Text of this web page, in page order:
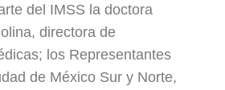
del IMSS la doctora
directora de
los Representantes
de México Sur y Norte,